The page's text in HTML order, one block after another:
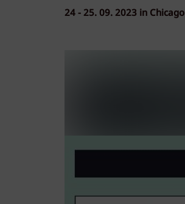
24 - 25. 09. 2023 in Chicago